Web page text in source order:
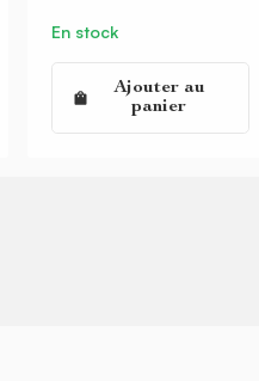
En stock
Ajouter au
panier